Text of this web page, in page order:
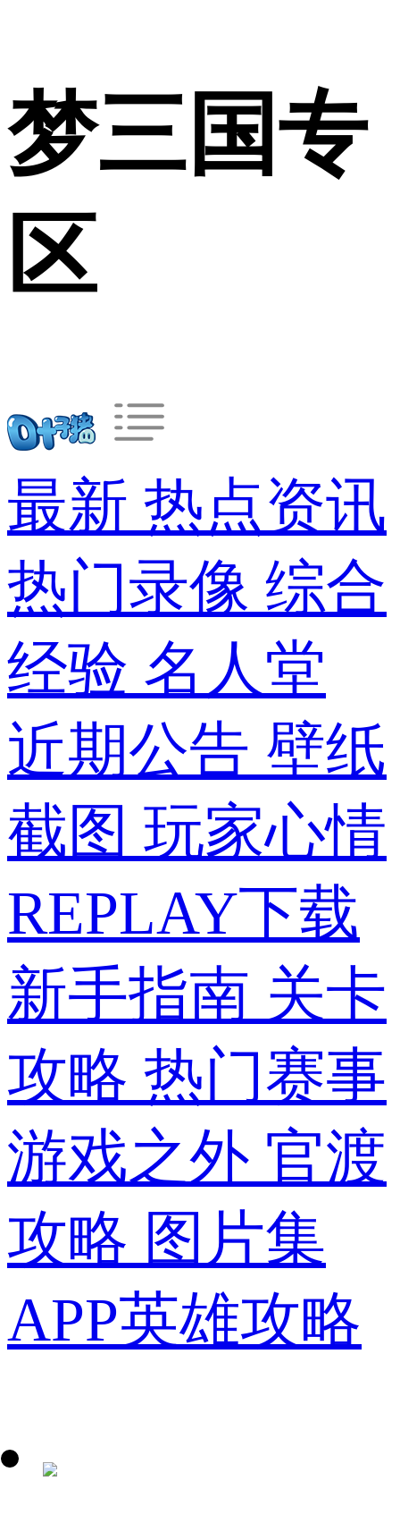
梦三国专
区
最新 热点资讯
热门录像 综合
经验 名人堂
近期公告 壁纸
截图 玩家心情
REPLAY下载
新手指南 关卡
攻略 热门赛事
游戏之外 官渡
攻略 图片集
APP英雄攻略